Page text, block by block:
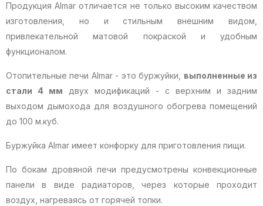
Продукция Almar отличается не только высоким качеством
изготовления, но и стильным внешним видом,
привлекательной матовой покраской и удобным
функционалом.
Отопительные печи Almar - это буржуйки, выполненные из
стали 4 мм двух модификаций - с верхним и задним
выходом дымохода для воздушного обогрева помещений
до 100 м.куб.
Буржуйка Almar имеет конфорку для приготовления пищи.
По бокам дровяной печи предусмотрены конвекционные
панели в виде радиаторов, через которые проходит
воздух, нагреваясь от горячей топки.